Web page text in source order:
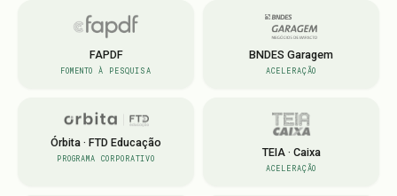
FAPDF
FOMENTO À PESQUISA
BNDES Garagem
ACELERAÇÃO
Órbita · FTD Educação
PROGRAMA CORPORATIVO TEIA · Caixa
ACELERAÇÃO